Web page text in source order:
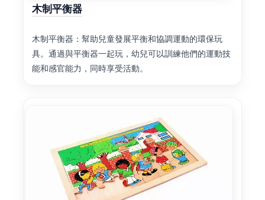
木制平衡器
木制平衡器：幫助兒童發展平衡和協調運動的環保玩
具。通過與平衡器一起玩，幼兒可以訓練他們的運動技
能和感官能力，同時享受活動。